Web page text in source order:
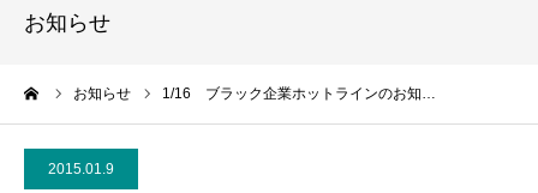
お知らせ
お知らせ 1/16 ブラック企業ホットラインのお知…
2015.01.9